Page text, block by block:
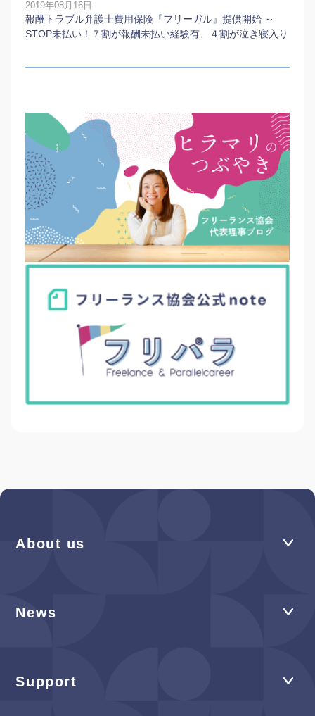
2019年08月16日
報酬トラブル弁護士費用保険『フリーガル』提供開始 ～
STOP未払い！７割が報酬未払い経験有、４割が泣き寝入り
About us
News
Support